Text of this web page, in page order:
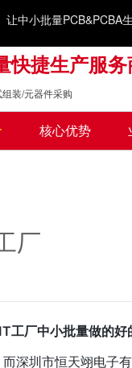
让中小批量PCB&PCBA
快捷生产服
装/元器件采购
核心优势
厂
厂——恒
深圳市恒天翊电子